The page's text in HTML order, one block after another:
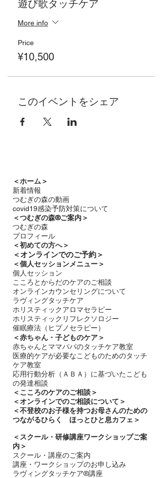
遊び歌タッチケア
More info
Price
¥10,500
このイベントをシェア
＜ホーム＞
新着情報
つむぎの森の動画
covid19感染予防対策について
＜つむぎの森®ご案内＞
つむぎの森
プロフィール
＜初めての方へ＞
＜​オンラインでのご予約＞
＜個人セッションメニュー＞
個人セッション
こころとからだのケアのご相談
オンラインカウンセリングについて
ラヴィングタッチケア
ホリスティックアロマセラピー
ホリスティックリフレクソロジー​
催眠療法（ヒプノセラピー）
＜赤ちゃん・子どものケア＞
​赤ちゃんとママパパのタッチケア教室
医療的ケアが必要なこどものためのタッチ
ケア教室
応用行動分析（ＡＢＡ）に基づいたこども
の発達相談
＜ こころのケアのご相談＞
＜オンラインでのご相談について＞
＜不登校のお子様を持つお母さんのための
つながるひらく ほっとひと息カフェ＞
＜ スクール・研修講座ワークショップご案
内＞
スクール・講座のご案内
講座・ワークショップのお申し込み
ラヴィングタッチケア®講座